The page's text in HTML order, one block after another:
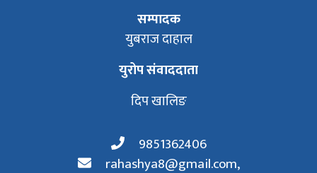
सम्पादक
युबराज दाहाल
युरोप संवाददाता
दिप खालिङ
9851362406
rahashya8@gmail.com,